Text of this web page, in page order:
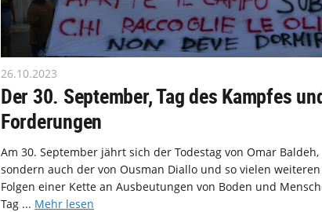
26.10.2023
Der 30. September, Tag des Kampfes
Forderungen
Am 30. September jährt sich der Todestag von Omar
sondern auch der von Ousman Diallo und so vielen
Folgen einer Kette an Ausbeutungen von Boden und
Tag ... Mehr lesen